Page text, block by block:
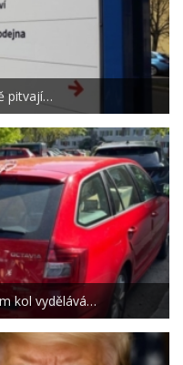
pitvají…
kol vydělává…